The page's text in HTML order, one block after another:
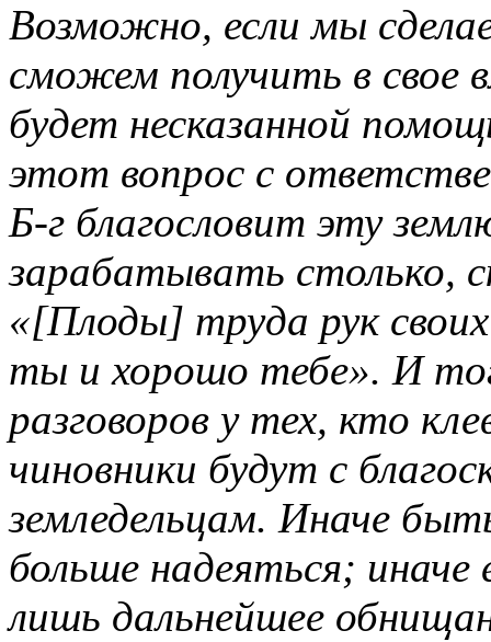
Возможно, если мы
сможем получить в свое
будет несказанной
этот вопрос с
Б-г благословит эту
зарабатывать столько,
«[Плоды] труда рук
ты и хорошо тебе». И
разговоров у тех, кто
чиновники будут с
земледельцам. Иначе
больше надеяться;
лишь дальнейшее